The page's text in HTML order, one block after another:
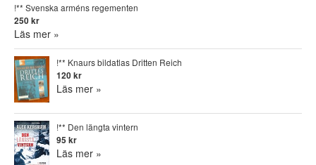
!** Svenska arméns regementen
250 kr
Läs mer »
!** Knaurs bildatlas Dritten Reich
120 kr
Läs mer »
!** Den längta vintern
95 kr
Läs mer »